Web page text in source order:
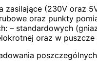
(230V oraz
oraz punkty
– standardowych
oraz w